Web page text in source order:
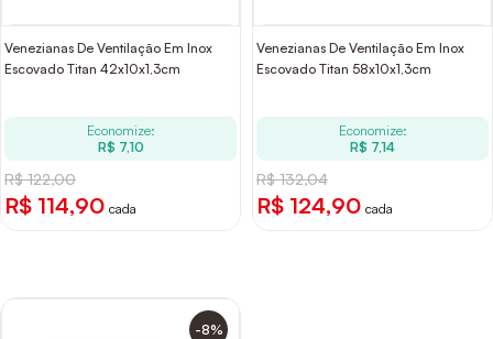
Venezianas De Ventilação Em Inox
Escovado Titan 42x10x1,3cm
Economize:
R$ 7,10
R$ 122,00
R$ 114,90 cada
Venezianas De Ventilação Em Inox
Escovado Titan 58x10x1,3cm
Economize:
R$ 7,14
R$ 132,04
R$ 124,90 cada
-8%